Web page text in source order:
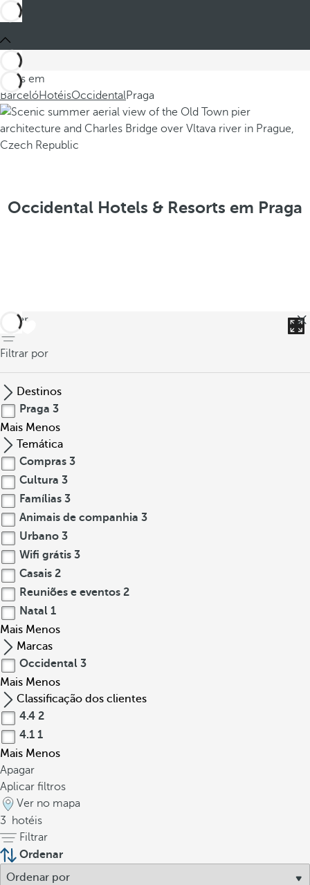
Estes em
BarcelóHotéisOccidentalPraga
Occidental Hotels & Resorts em Praga
voltar
Filtrar por
Destinos
Praga 3
Mais Menos
Temática
Compras 3
Cultura 3
Famílias 3
Animais de companhia 3
Urbano 3
Wifi grátis 3
Casais 2
Reuniões e eventos 2
Natal 1
Mais Menos
Marcas
Occidental 3
Mais Menos
Classificação dos clientes
4.4 2
4.1 1
Mais Menos
Apagar
Aplicar filtros
Ver no mapa
3
hotéis
Filtrar
Ordenar